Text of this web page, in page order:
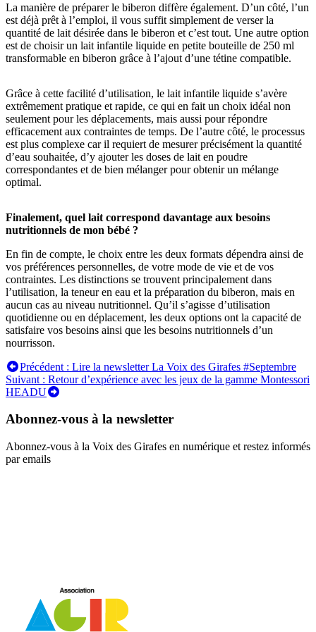
La manière de préparer le biberon diffère également. D’un côté, l’un
est déjà prêt à l’emploi, il vous suffit simplement de verser la
quantité de lait désirée dans le biberon et c’est tout. Une autre option
est de choisir un lait infantile liquide en petite bouteille de 250 ml
transformable en biberon grâce à l’ajout d’une tétine compatible.
Grâce à cette facilité d’utilisation, le lait infantile liquide s’avère
extrêmement pratique et rapide, ce qui en fait un choix idéal non
seulement pour les déplacements, mais aussi pour répondre
efficacement aux contraintes de temps. De l’autre côté, le processus
est plus complexe car il requiert de mesurer précisément la quantité
d’eau souhaitée, d’y ajouter les doses de lait en poudre
correspondantes et de bien mélanger pour obtenir un mélange
optimal.
Finalement, quel lait correspond davantage aux besoins
nutritionnels de mon bébé ?
En fin de compte, le choix entre les deux formats dépendra ainsi de
vos préférences personnelles, de votre mode de vie et de vos
contraintes. Les distinctions se trouvent principalement dans
l’utilisation, la teneur en eau et la préparation du biberon, mais en
aucun cas au niveau nutritionnel. Qu’il s’agisse d’utilisation
quotidienne ou en déplacement, les deux options ont la capacité de
satisfaire vos besoins ainsi que les besoins nutritionnels d’un
nourrisson.
Navigation
de
Précédent : Lire la newsletter La Voix des Girafes #Septembre
Suivant : Retour d’expérience avec les jeux de la gamme Montessori
HEADU
Abonnez-vous à la newsletter
Abonnez-vous à la Voix des Girafes en numérique et restez informés
par emails